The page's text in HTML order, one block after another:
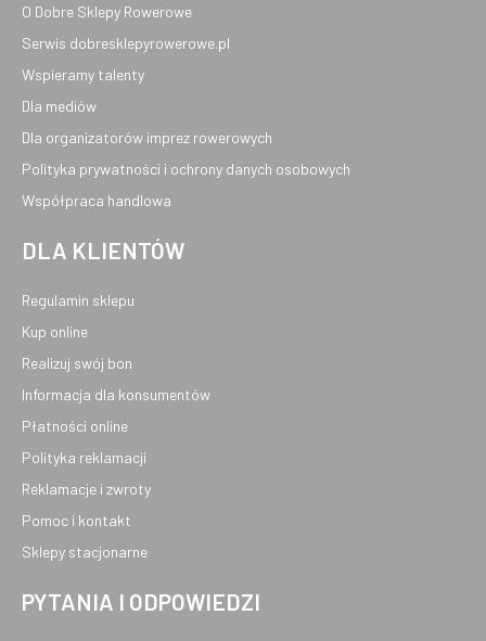
O Dobre Sklepy Rowerowe
Serwis dobresklepyrowerowe.pl
Wspieramy talenty
Dla mediów
Dla organizatorów imprez rowerowych
Polityka prywatności i ochrony danych osobowych
Współpraca handlowa
DLA KLIENTÓW
Regulamin sklepu
Kup online
Realizuj swój bon
Informacja dla konsumentów
Płatności online
Polityka reklamacji
Reklamacje i zwroty
Pomoc i kontakt
Sklepy stacjonarne
PYTANIA I ODPOWIEDZI